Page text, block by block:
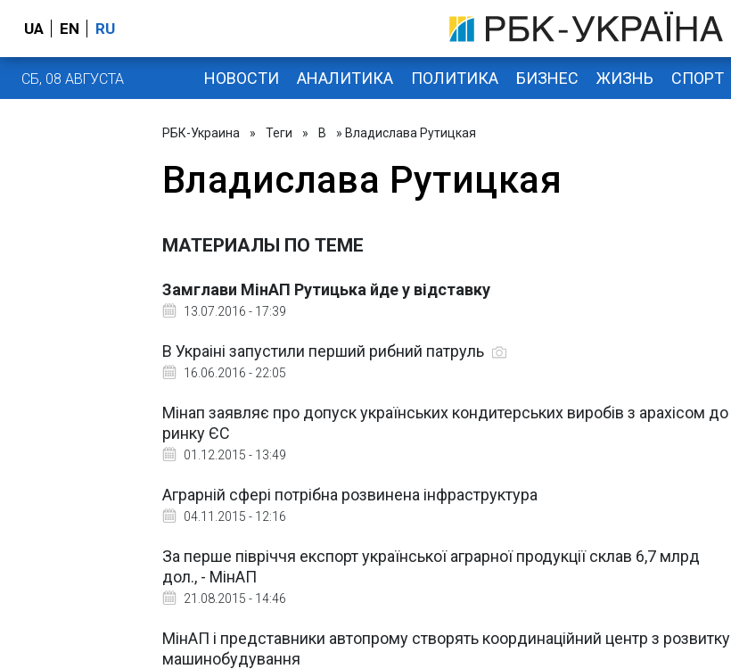
UA EN RU
СБ, 08 АВГУСТА НОВОСТИ АНАЛИТИКА ПОЛИТИКА БИЗНЕС ЖИЗНЬ СПОРТ
РБК-Украина » Теги » В » Владислава Рутицкая
Владислава Рутицкая
МАТЕРИАЛЫ ПО ТЕМЕ
Замглави МінАП Рутицька йде у відставку
13.07.2016 - 17:39
В Украіні запустили перший рибний патруль
16.06.2016 - 22:05
Мінап заявляє про допуск українських кондитерських виробів з арахісом до
ринку ЄС
01.12.2015 - 13:49
Аграрній сфері потрібна розвинена інфраструктура
04.11.2015 - 12:16
За перше півріччя експорт української аграрної продукції склав 6,7 млрд
дол., - МінАП
21.08.2015 - 14:46
МінАП і представники автопрому створять координаційний центр з розвитку
машинобудування